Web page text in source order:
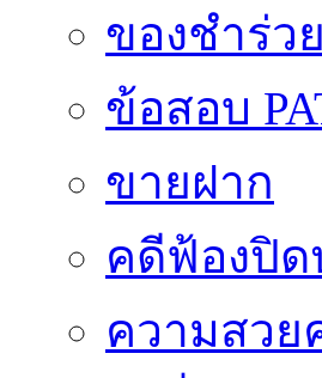
ของชำร่ว
ข้อสอบ
ขายฝาก
คดีฟ้องปิด
ความสวย